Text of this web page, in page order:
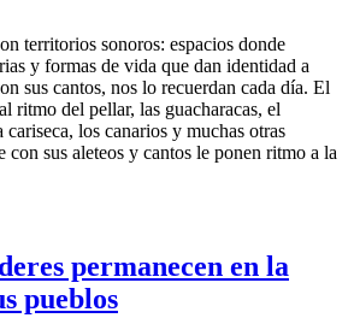
territorios sonoros: espacios donde
y formas de vida que dan identidad a
sus cantos, nos lo recuerdan cada día. El
ritmo del pellar, las guacharacas, el
los canarios y muchas otras
con sus aleteos y cantos le ponen ritmo a la
permanecen en la
pueblos